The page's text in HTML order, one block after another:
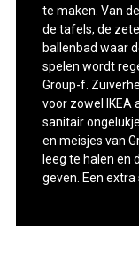
te maken. Van
de tafels, de
ballenbad waar
spelen wordt
Group-f.
voor zowel IKEA
sanitair
en meisjes van
leeg te halen en
geven. Een extra